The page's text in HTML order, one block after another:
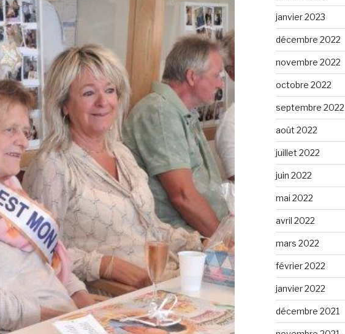
janvier 2023
décembre 2022
novembre 2022
octobre 2022
septembre 2022
août 2022
juillet 2022
juin 2022
mai 2022
avril 2022
mars 2022
février 2022
janvier 2022
décembre 2021